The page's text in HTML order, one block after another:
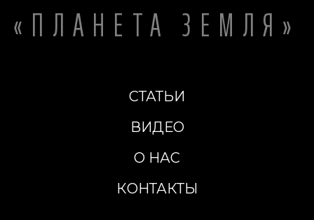
«ПЛАНЕТА ЗЕМЛЯ»
СТАТЬИ
ВИДЕО
О НАС
КОНТАКТЫ